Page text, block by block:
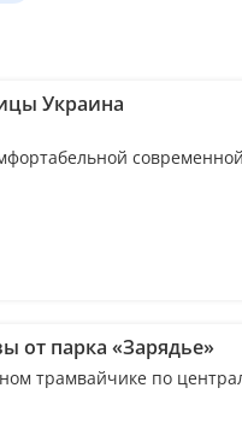
Украина
от парка «Зарядье»
трамвайчике по